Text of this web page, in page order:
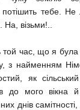
тебе.
На, візьми!..
той час, що я
з найменням
як
до мого вікна й
днів